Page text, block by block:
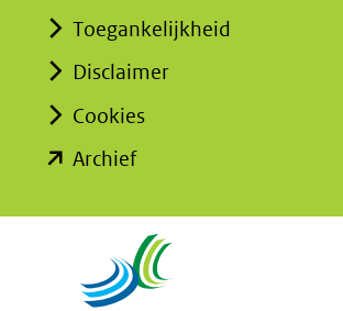
Toegankelijkheid
Disclaimer
Cookies
Archief(opent
nieuw
venster)